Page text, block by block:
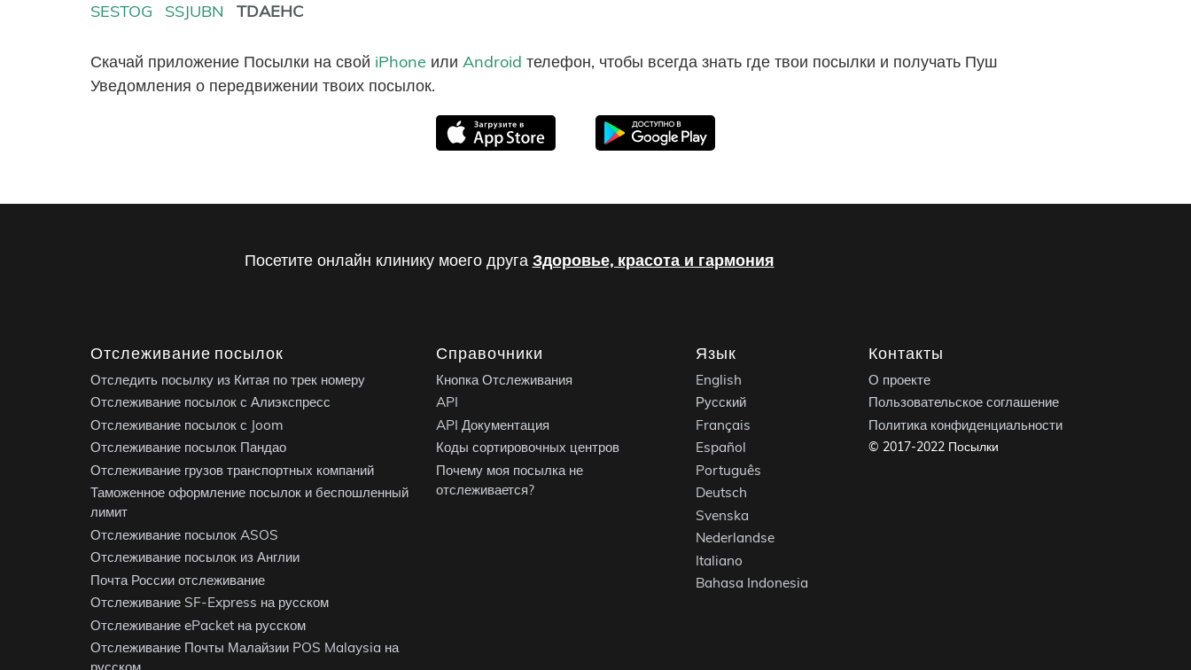
SESTOG
SSJUBN TDAEHC
Скачай приложение Посылки на свой iPhone или Android телефон, чтобы всегда знать где твои посылки и получать Пуш
Уведомления о передвижении твоих посылок.
Посетите онлайн клинику моего друга Здоровье, красота и гармония
Отслеживание посылок
Отследить посылку из Китая по трек номеру
Отслеживание посылок с Алиэкспресс
Отслеживание посылок с Joom
Отслеживание посылок Пандао
Отслеживание грузов транспортных компаний
Таможенное оформление посылок и беспошленный
лимит
Отслеживание посылок ASOS
Отслеживание посылок из Англии
Почта России отслеживание
Отслеживание SF-Express на русском
Отслеживание ePacket на русском
Отслеживание Почты Малайзии POS Malaysia на
Справочники
Кнопка Отслеживания
API
API Документация
Коды сортировочных центров
Почему моя посылка не
отслеживается?
Язык
English
Русский
Français
Español
Português
Deutsch
Svenska
Nederlandse
Italiano
Bahasa Indonesia
Контакты
О проекте
Пользовательское соглашение
Политика конфиденциальности
© 2017-2022 Посылки